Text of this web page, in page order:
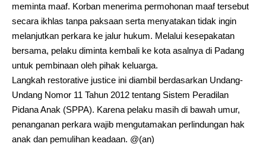
meminta maaf. Korban menerima permohonan maaf tersebut
secara ikhlas tanpa paksaan serta menyatakan tidak ingin
melanjutkan perkara ke jalur hukum. Melalui kesepakatan
bersama, pelaku diminta kembali ke kota asalnya di Padang
untuk pembinaan oleh pihak keluarga.
Langkah restorative justice ini diambil berdasarkan Undang-
Undang Nomor 11 Tahun 2012 tentang Sistem Peradilan
Pidana Anak (SPPA). Karena pelaku masih di bawah umur,
penanganan perkara wajib mengutamakan perlindungan hak
anak dan pemulihan keadaan. @(an)